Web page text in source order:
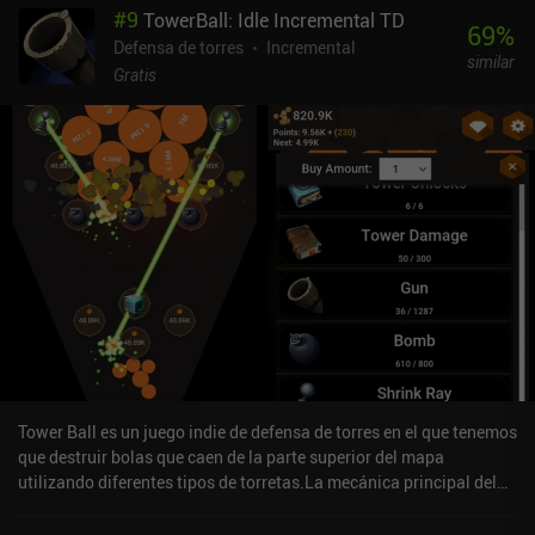
#9 TowerBall: Idle Incremental TD
Defensa de torres
Incremental
Gratis
69%
similar
Tower Ball es un juego indie de defensa de torres en el que tenemos
que destruir bolas que caen de la parte superior del mapa
utilizando diferentes tipos de torretas.La mecánica principal del